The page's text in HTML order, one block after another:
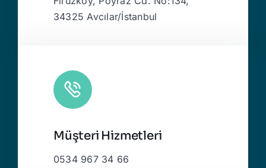
34325 Avcılar/İstanbul
Müşteri Hizmetleri
0534 967 34 66